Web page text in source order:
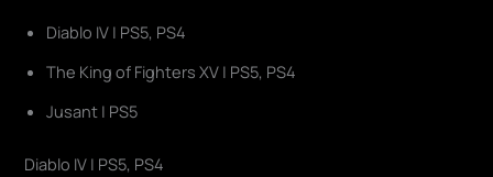
Diablo IV | PS5, PS4
The King of Fighters XV | PS5, PS4
Jusant | PS5
Diablo IV | PS5, PS4